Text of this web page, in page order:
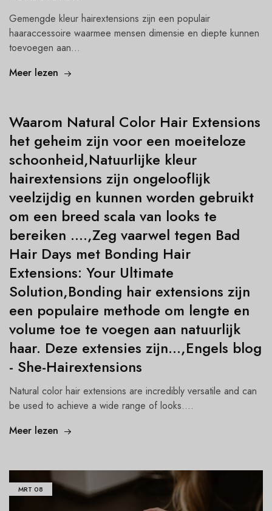
Gemengde kleur hairextensions zijn een populair
haaraccessoire waarmee mensen dimensie en diepte kunnen
toevoegen aan...
Meer lezen
Waarom Natural Color Hair Extensions
het geheim zijn voor een moeiteloze
schoonheid,Natuurlijke kleur
hairextensions zijn ongelooflijk
veelzijdig en kunnen worden gebruikt
om een breed scala van looks te
bereiken ....,Zeg vaarwel tegen Bad
Hair Days met Bonding Hair
Extensions: Your Ultimate
Solution,Bonding hair extensions zijn
een populaire methode om lengte en
volume toe te voegen aan natuurlijk
haar. Deze extensies zijn...,Engels blog
- She-Hairextensions
Natural color hair extensions are incredibly versatile and can
be used to achieve a wide range of looks....
Meer lezen
MRT 08